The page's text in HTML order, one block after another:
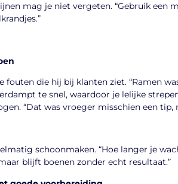
mag je niet vergeten. “Gebruik een
fouten die hij bij klanten ziet. “Ramen
te snel, waardoor je lelijke
“Dat was vroeger misschien een
schoonmaken. “Hoe langer je
blijft boenen zonder echt resultaat.”